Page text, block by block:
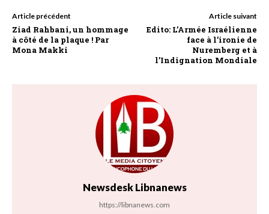
Article précédent
Ziad Rahbani, un hommage
à côté de la plaque ! Par
Mona Makki
Article suivant
Edito: L’Armée Israélienne
face à l’ironie de
Nuremberg et à
l’Indignation Mondiale
Newsdesk Libnanews
https://libnanews.com